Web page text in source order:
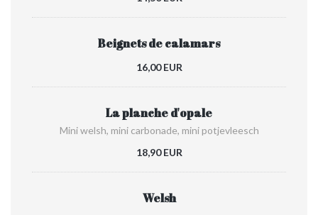
Beignets de calamars
16,00 EUR
La planche d'opale
Mini welsh, mini carbonade, mini potjevleesch
18,90 EUR
Welsh